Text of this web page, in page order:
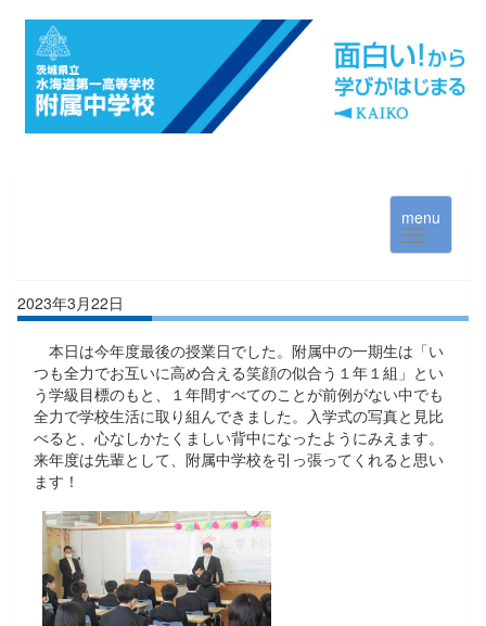
menu
2023年3月22日
本日は今年度最後の授業日でした。附属中の一期生は「い
つも全力でお互いに高め合える笑顔の似合う１年１組」とい
う学級目標のもと、１年間すべてのことが前例がない中でも
全力で学校生活に取り組んできました。入学式の写真と見比
べると、心なしかたくましい背中になったようにみえます。
来年度は先輩として、附属中学校を引っ張ってくれると思い
ます！